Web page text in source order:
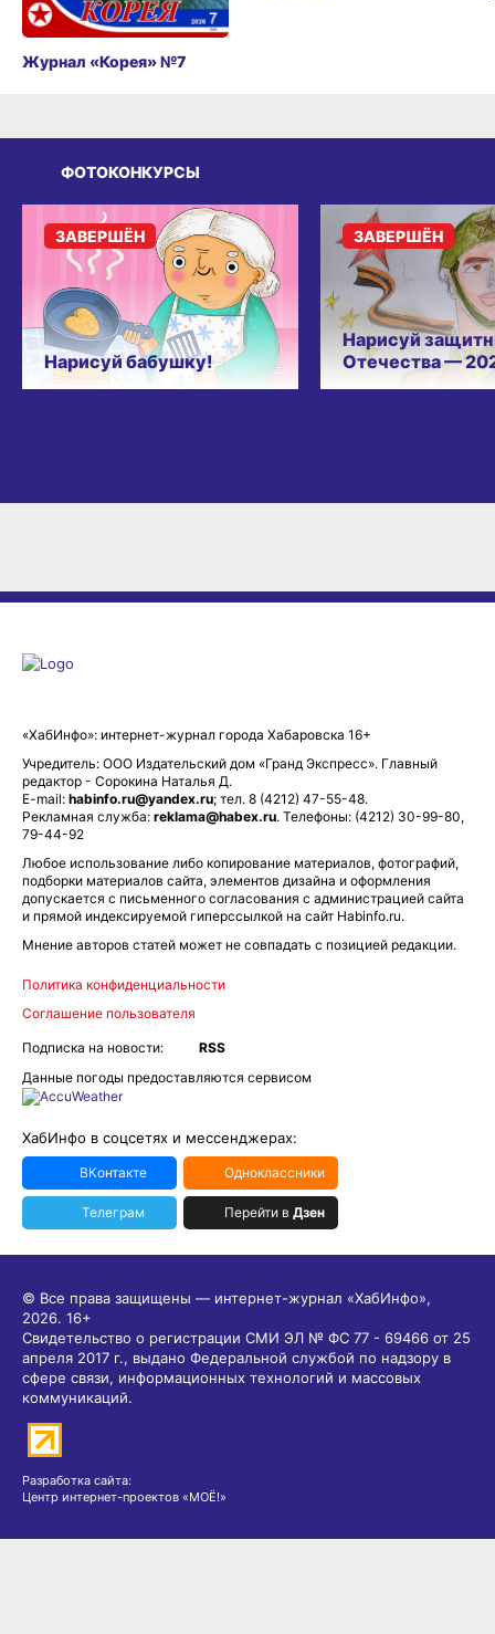
Журнал «Корея» №7
ФОТОКОНКУРСЫ
Нарисуй бабушку!
ЗАВЕРШЁН
Нарисуй
Отечества —
ЗАВЕРШЁН
«ХабИнфо»: интернет-журнал города Хабаровска 16+
Учредитель: ООО Издательский дом «Гранд Экспресс». Главный
редактор - Сорокина Наталья Д.
E-mail: habinfo.ru@yandex.ru; тел. 8 (4212) 47-55-48.
Рекламная служба: reklama@habex.ru. Телефоны: (4212) 30-99-80,
79-44-92
Любое использование либо копирование материалов, фотографий,
подборки материалов сайта, элементов дизайна и оформления
допускается с письменного согласования с администрацией сайта
и прямой индексируемой гиперссылкой на сайт Habinfo.ru.
Мнение авторов статей может не совпадать с позицией редакции.
Политика конфиденциальности
Соглашение пользователя
Подписка на новости:
RSS
Данные погоды предоставляются сервисом
ХабИнфо в соцсетях и мессенджерах:
ВКонтакте Одноклассники
Телеграм Перейти в Дзен
© Все права защищены — интернет-журнал «ХабИнфо»,
2026. 16+
Свидетельство о регистрации СМИ ЭЛ № ФС 77 - 69466 от 25
апреля 2017 г., выдано Федеральной службой по надзору в
сфере связи, информационных технологий и массовых
коммуникаций.
Разработка сайта:
Центр интернет-проектов «МОЁ!»